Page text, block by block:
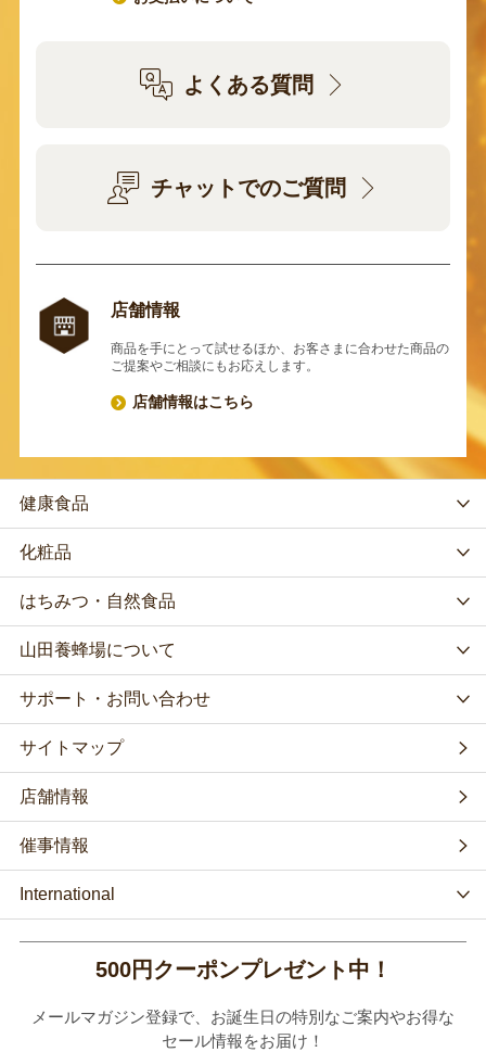
よくある質問
チャットでのご質問
店舗情報
商品を手にとって試せるほか、お客さまに合わせた商品の
ご提案やご相談にもお応えします。
店舗情報はこちら
健康食品
化粧品
はちみつ・自然食品
山田養蜂場について
サポート・お問い合わせ
サイトマップ
店舗情報
催事情報
International
500円クーポンプレゼント中！
メールマガジン登録で、お誕生日の特別なご案内やお得な
セール情報をお届け！